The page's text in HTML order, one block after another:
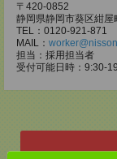
〒420-0852
静岡県静岡市葵区紺
TEL：0120-921-871
MAIL：
担当：採用担当者
受付可能日時：